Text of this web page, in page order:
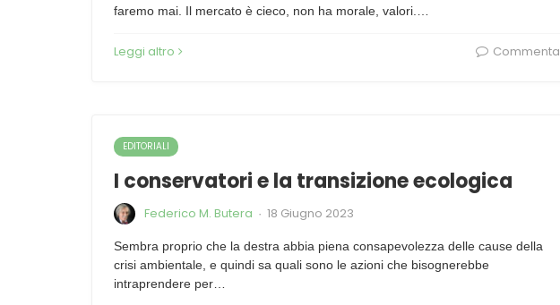
faremo mai. Il mercato è cieco, non ha morale, valori.…
Leggi altro Commenta
EDITORIALI
I conservatori e la transizione ecologica
Federico M. Butera · 18 Giugno 2023
Sembra proprio che la destra abbia piena consapevolezza delle cause della
crisi ambientale, e quindi sa quali sono le azioni che bisognerebbe
intraprendere per…